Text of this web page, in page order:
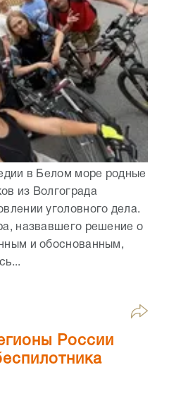
в Белом море родные
из Волгограда
уголовного дела.
назвавшего решение о
и обоснованным,
России